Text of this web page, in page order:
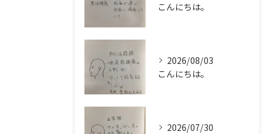
こんにちは。
2026/08/03
こんにちは。
2026/07/30